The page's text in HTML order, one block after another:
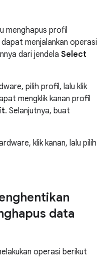
menghapus profil
menjalankan operasi
dari jendela Select
pilih profil, lalu klik
mengklik kanan profil
. Selanjutnya, buat
klik kanan, lalu pilih
data
operasi berikut